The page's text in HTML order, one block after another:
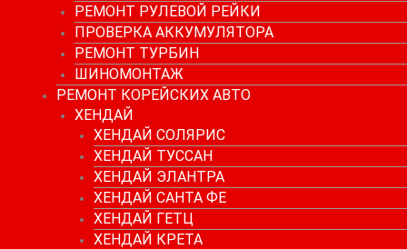
РЕМОНТ РУЛЕВОЙ РЕЙКИ
ПРОВЕРКА АККУМУЛЯТОРА
РЕМОНТ ТУРБИН
ШИНОМОНТАЖ
РЕМОНТ КОРЕЙСКИХ АВТО
ХЕНДАЙ
ХЕНДАЙ СОЛЯРИС
ХЕНДАЙ ТУССАН
ХЕНДАЙ ЭЛАНТРА
ХЕНДАЙ САНТА ФЕ
ХЕНДАЙ ГЕТЦ
ХЕНДАЙ КРЕТА